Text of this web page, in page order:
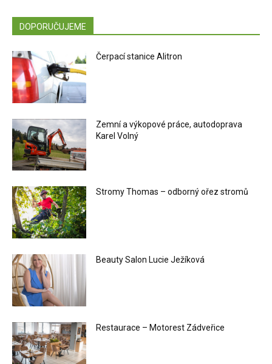
DOPORUČUJEME
Čerpací stanice Alitron
Zemní a výkopové práce, autodoprava
Karel Volný
Stromy Thomas – odborný ořez stromů
Beauty Salon Lucie Ježíková
Restaurace – Motorest Zádveřice